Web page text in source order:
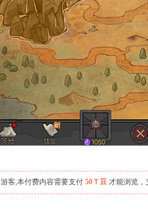
游客,本付费内容需要支付 50Ｔ豆 才能浏览，